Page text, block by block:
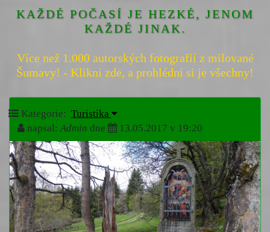
KAŽDÉ POČASÍ JE HEZKÉ, JENOM
KAŽDÉ JINAK.
Více než 1.000 autorských fotografií z milované
Šumavy! - Klikni zde, a prohlédni si je všechny!
Kategorie: Turistika
napsal:Admin dne 13.05.2017 v 19:20